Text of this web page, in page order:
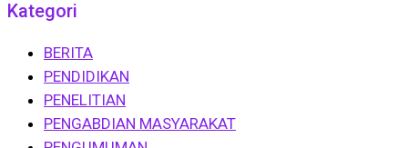
Kategori
BERITA
PENDIDIKAN
PENELITIAN
PENGABDIAN MASYARAKAT